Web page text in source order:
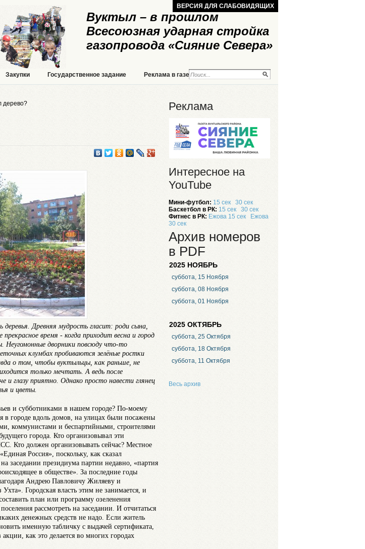
Вуктыл – в прошлом
Всесоюзная ударная стройка
газопровода «Сияние Севера»
ВЕРСИЯ ДЛЯ СЛАБОВИДЯЩИХ
Закупки Государственное задание Реклама в газете Реклама на сайте
дерево?
Древняя мудрость гласит: роди сына,
время - когда приходит весна и город
Неугомонные дворники повсюду что-то
клумбах пробиваются зелёные ростки
о том, чтобы вуктыльцы, как раньше, не
только мечтать. А ведь после
и глазу приятно. Однако просто навести глянец
и цветы.
и субботниками в нашем городе? По-моему
в городе вдоль домов, на улицах были посажены
коммунистами и беспартийными, строителями
города. Кто организовывал эти
Кто должен организовывать сейчас? Местное
Россия», поскольку, как сказал
заседании президиума партии недавно, «партия
в обществе». За последние годы
Андрею Павловичу Жиляеву и
Городская власть этим не занимается, и
план или программу озеленения
рассмотреть на заседании. И отчитаться
денежных средств не надо. Если житель
именную табличку с выдачей сертификата,
как это делается во многих городах
Реклама
Интересное на
YouTube
Мини-футбол: 15 сек
30 сек
Баскетбол в РК: 15 сек
30 сек
Фитнес в РК: Ежова 15 сек
Ежова
30 сек
Архив номеров
в PDF
2025 НОЯБРЬ
суббота, 15 Ноября
суббота, 08 Ноября
суббота, 01 Ноября
2025 ОКТЯБРЬ
суббота, 25 Октября
суббота, 18 Октября
суббота, 11 Октября
Весь архив